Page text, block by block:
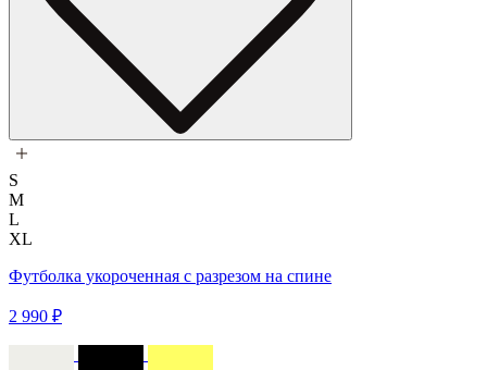
S
M
L
XL
Футболка укороченная с разрезом на спине
2 990 ₽